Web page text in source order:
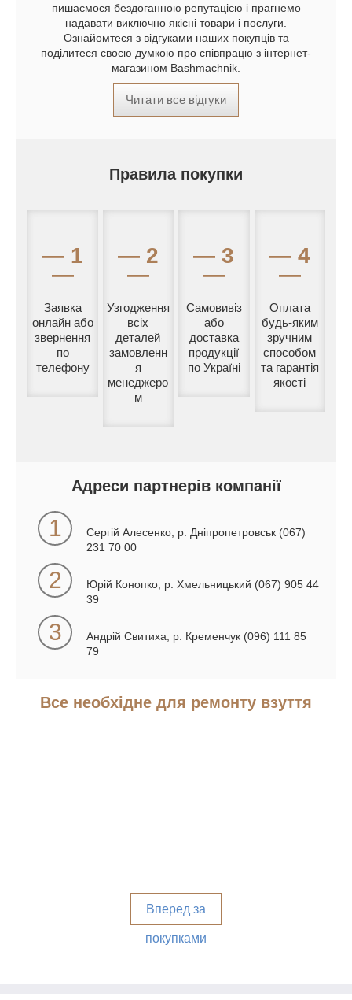
пишаємося бездоганною репутацією і прагнемо
надавати виключно якісні товари і послуги.
Ознайомтеся з відгуками наших покупців та
поділитеся своєю думкою про співпрацю з інтернет-
магазином Bashmachnik.
Читати все відгуки
Правила покупки
— 1
—
Заявка
онлайн або
звернення
по
телефону
— 2
—
Узгодження
всіх
деталей
замовленн
я
менеджеро
м
— 3
—
Самовивіз
або
доставка
продукції
по Україні
— 4
—
Оплата
будь-яким
зручним
способом
та гарантія
якості
Адреси партнерів компанії
1
Сергій Алесенко, р. Дніпропетровськ (067)
231 70 00
2
Юрій Конопко, р. Хмельницький (067) 905 44
39
3
Андрій Свитиха, р. Кременчук (096) 111 85
79
Все необхідне для ремонту взуття
Вперед за
покупками